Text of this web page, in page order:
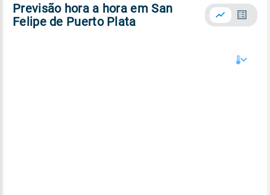
Previsão hora a hora em San
Felipe de Puerto Plata